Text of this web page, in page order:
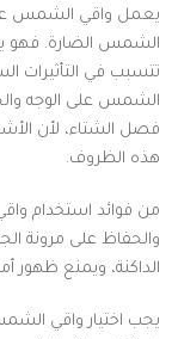
يعمل واقي الشمس
تتسبب في التأثيرات
الشمس على الوجه
فصل الشتاء، لأن
هذه الظروف.
من فوائد استخدام
والحفاظ على مرونة
الداكنة، ويمنع ظهور
يجب اختيار واقي